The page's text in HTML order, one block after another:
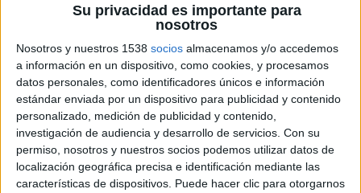
Su privacidad es importante para
nosotros
Nosotros y nuestros 1538 socios almacenamos y/o accedemos
a información en un dispositivo, como cookies, y procesamos
datos personales, como identificadores únicos e información
estándar enviada por un dispositivo para publicidad y contenido
personalizado, medición de publicidad y contenido,
investigación de audiencia y desarrollo de servicios. Con su
permiso, nosotros y nuestros socios podemos utilizar datos de
localización geográfica precisa e identificación mediante las
características de dispositivos. Puede hacer clic para otorgarnos
podran veure en aquest escenari a l’estiu:
Sergio DalmaiNiña Pastori
LaCiutadella de Rosestornarà a posar sobre
l’escenari alguns dels principals artistes del
panorama musical català i espanyol aquest
estiu.Sons del Mónha presentat aquest
dimecres la seva programació completa, que
inclou l’actuació del cantant Pablo Alborán.